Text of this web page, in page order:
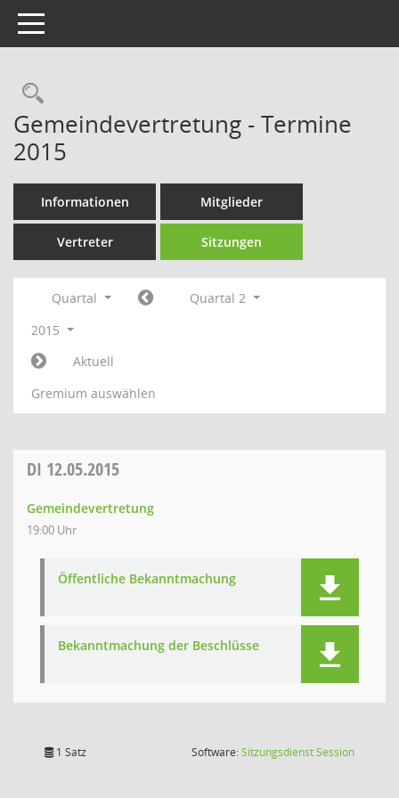
Toggle navigation
Rechercheauswahl
Gemeindevertretung - Termine
2015
Informationen Mitglieder
Vertreter Sitzungen
Quartal
Quartal 2
2015
Aktuell
Gremium auswählen
DI 12.05.2015
Gemeindevertretung
19:00 Uhr
Öffentliche Bekanntmachung
Bekanntmachung der Beschlüsse
1 Satz Software:SitzungsdienstSession(Wird in